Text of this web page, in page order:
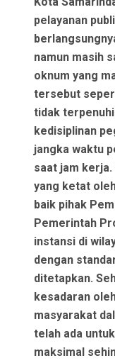
pelayanan
namun masih
oknum yang
tersebut
tidak
kedisiplinan
jangka waktu
saat jam
yang ketat
baik pihak
Pemerintah
instansi di
dengan
ditetapkan.
kesadaran
masyarakat
telah ada
maksimal